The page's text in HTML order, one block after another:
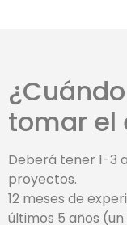
tomar el
Deberá tener 1-3
proyectos.
12 meses de
últimos 5 años